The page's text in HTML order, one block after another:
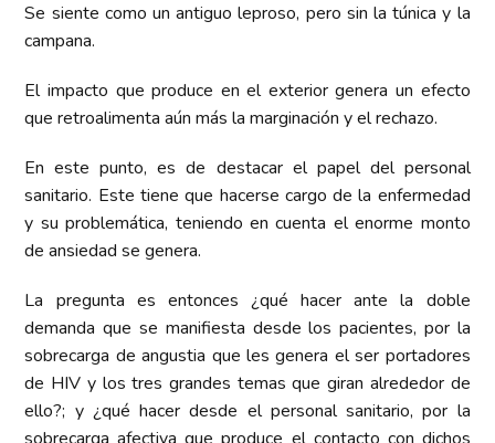
Se siente como un antiguo leproso, pero sin la túnica y la
campana.
El impacto que produce en el exterior genera un efecto
que retroalimenta aún más la marginación y el rechazo.
En este punto, es de destacar el papel del personal
sanitario. Este tiene que hacerse cargo de la enfermedad
y su problemática, teniendo en cuenta el enorme monto
de ansiedad se genera.
La pregunta es entonces ¿qué hacer ante la doble
demanda que se manifiesta desde los pacientes, por la
sobrecarga de angustia que les genera el ser portadores
de HIV y los tres grandes temas que giran alrededor de
ello?; y ¿qué hacer desde el personal sanitario, por la